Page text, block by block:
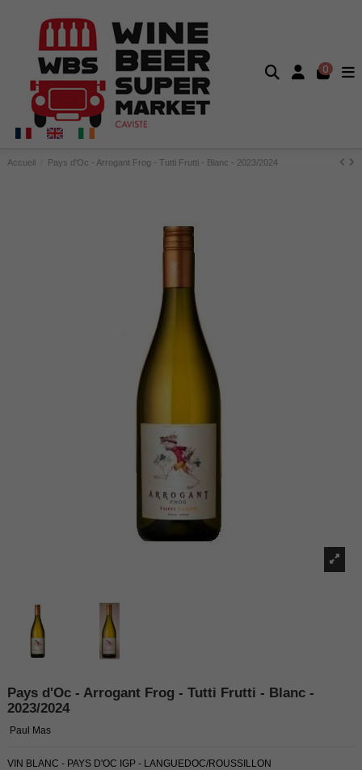
0
Accueil Pays d'Oc - Arrogant Frog - Tutti Frutti - Blanc - 2023/2024
Pays d'Oc - Arrogant Frog - Tutti Frutti - Blanc -
2023/2024
Paul Mas
VIN BLANC - PAYS D'OC IGP - LANGUEDOC/ROUSSILLON